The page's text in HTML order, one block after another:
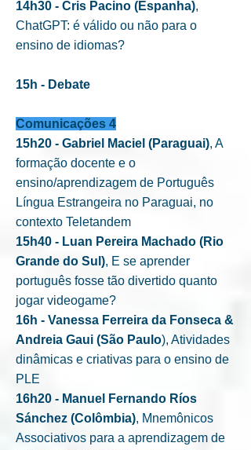
14h30 - Cris Pacino (Espanha),
ChatGPT: é válido ou não para o
ensino de idiomas?
15h - Debate
Comunicações 4
15h20 - Gabriel Maciel (Paraguai), A
formação docente e o
ensino/aprendizagem de Português
Língua Estrangeira no Paraguai, no
contexto Teletandem
15h40 - Luan Pereira Machado (Rio
Grande do Sul), E se aprender
português fosse tão divertido quanto
jogar videogame?
16h - Vanessa Ferreira da Fonseca &
Andreia Gaui (São Paulo), Atividades
dinâmicas e criativas para o ensino de
PLE
16h20 - Manuel Fernando Ríos
Sánchez (Colômbia), Mnemônicos
Associativos para a aprendizagem de